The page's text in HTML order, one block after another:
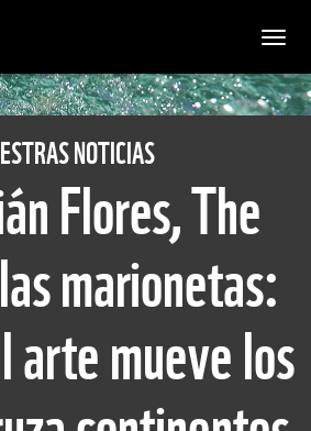
NOTICIAS
Flores, The
marionetas:
arte mueve los